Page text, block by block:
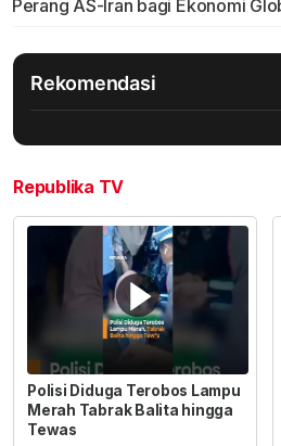
Perang AS-Iran bagi Ekonomi
Rekomendasi
Republika TV
Polisi Diduga Terobos Lampu
Merah Tabrak Balita hingga
Tewas